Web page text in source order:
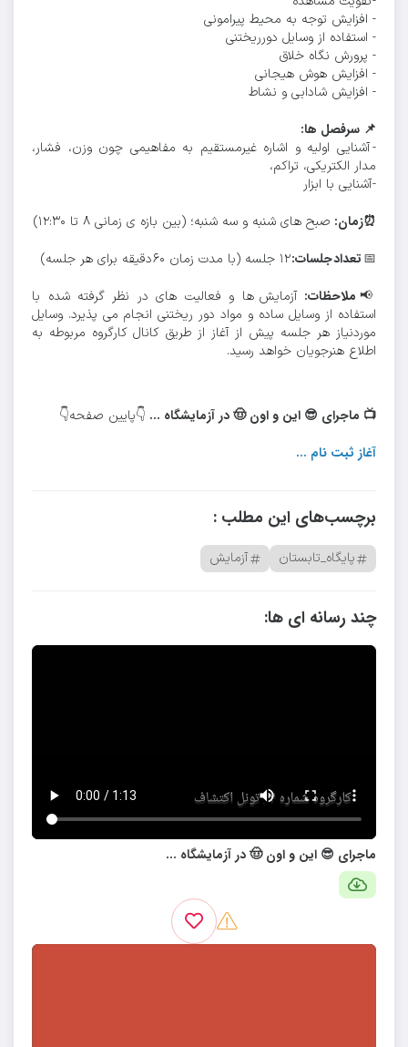
- افزایش توجه به محیط پیرامونی
- استفاده از وسایل دورریختنی
- پرورش نگاه خلاق
- افزایش هوش هیجانی
- افزایش شادابی و نشاط
📌 سرفصل ها:
- آشنایی اولیه و اشاره غیرمستقیم به مفاهیمی چون وزن، فشار،
مدار الکتریکی، تراکم،
- آشنایی با ابزار
⏰زمان: صبح های شنبه و سه شنبه؛ (بین بازه ی زمانی ۸ تا ۱۲:۳۰)
📅تعدادجلسات:
📢 ملاحظات:آزمایش ها و فعالیت های در نظر گرفته شده با
استفاده از وسایل ساده و مواد دور ریختنی انجام می پذیرد. وسایل
موردنیاز هر جلسه پیش از آغاز از طریق کانال کارگروه مربوطه به
اطلاع هنرجویان خواهد رسید.
📺 ماجرای 😎 این و اون 🤠 در آزمایشگاه ... 👇پایین صفحه👇
آغاز ثبت نام ...
برچسب‌های این مطلب :
پایگاه_تابستان آزمایش
چند رسانه ای ها:
ماجرای 😎 این و اون 🤠 در آزمایشگاه ...